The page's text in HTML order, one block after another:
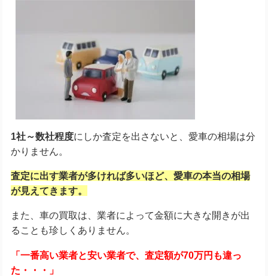
1社～数社程度にしか査定を出さないと、愛車の相場は分
かりません。
査定に出す業者が多ければ多いほど、愛車の本当の相場
が見えてきます。
また、車の買取は、業者によって金額に大きな開きが出
ることも珍しくありません。
「一番高い業者と安い業者で、査定額が70万円も違っ
た・・・」